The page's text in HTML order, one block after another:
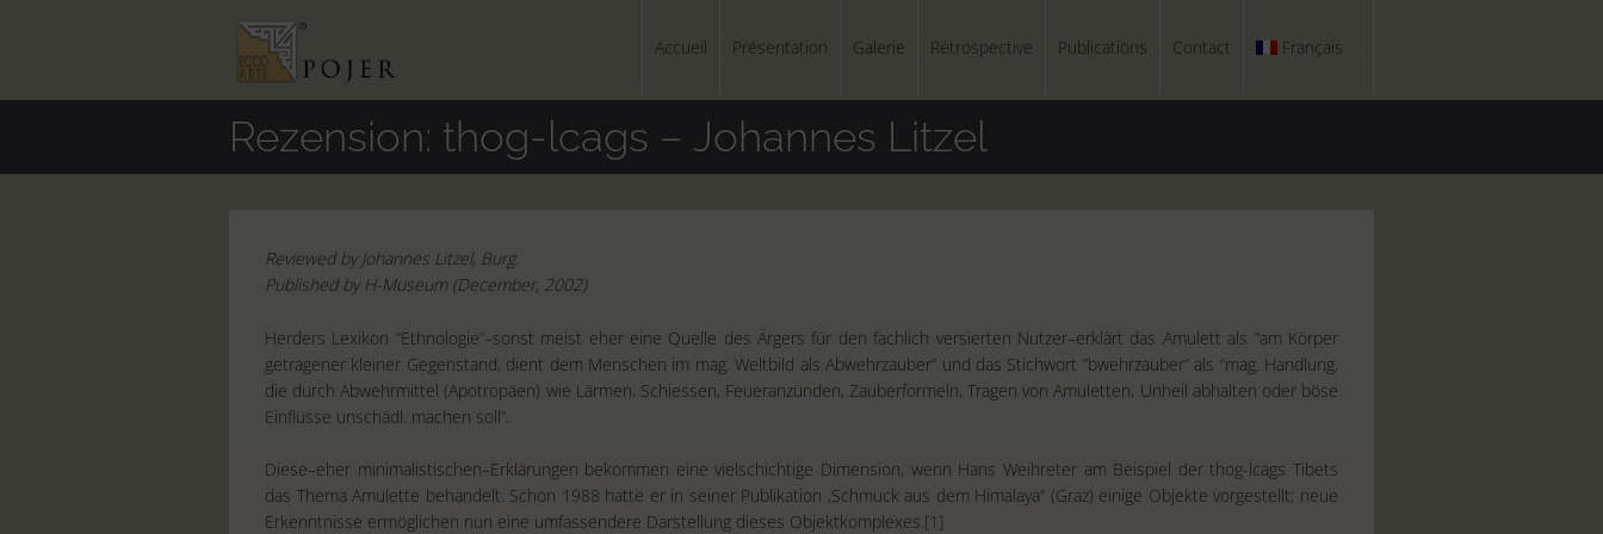
Accueil Présentation Galerie Rétrospective Publications Contact Français
Rezension: thog-lcags – Johannes Litzel
Reviewed by Johannes Litzel, Burg.
Published by H-Museum (December, 2002)
Herders Lexikon “Ethnologie”–sonst meist eher eine Quelle des Ärgers für den fachlich versierten Nutzer–erklärt das Amulett als “am Körper
getragener kleiner Gegenstand, dient dem Menschen im mag. Weltbild als Abwehrzauber” und das Stichwort ”bwehrzauber” als “mag. Handlung,
die durch Abwehrmittel (Apotropäen) wie Lärmen, Schiessen, Feueranzünden, Zauberformeln, Tragen von Amuletten, Unheil abhalten oder böse
Einflüsse unschädl. machen soll”.
Diese–eher minimalistischen–Erklärungen bekommen eine vielschichtige Dimension, wenn Hans Weihreter am Beispiel der thog-lcags Tibets
das Thema Amulette behandelt. Schon 1988 hatte er in seiner Publikation ,Schmuck aus dem Himalaya” (Graz) einige Objekte vorgestellt; neue
Erkenntnisse ermöglichen nun eine umfassendere Darstellung dieses Objektkomplexes.[1]